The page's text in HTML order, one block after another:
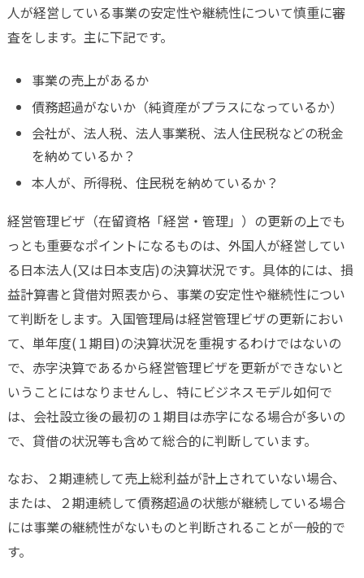
人が経営している事業の安定性や継続性について慎重に審
査をします。主に下記です。
事業の売上があるか
債務超過がないか（純資産がプラスになっているか）
会社が、法人税、法人事業税、法人住民税などの税金
を納めているか？
本人が、所得税、住民税を納めているか？
経営管理ビザ（在留資格「経営・管理」）の更新の上でも
っとも重要なポイントになるものは、外国人が経営してい
る日本法人(又は日本支店)の決算状況です。具体的には、損
益計算書と貸借対照表から、事業の安定性や継続性につい
て判断をします。入国管理局は経営管理ビザの更新におい
て、単年度(１期目)の決算状況を重視するわけではないの
で、赤字決算であるから経営管理ビザを更新ができないと
いうことにはなりませんし、特にビジネスモデル如何で
は、会社設立後の最初の１期目は赤字になる場合が多いの
で、貸借の状況等も含めて総合的に判断しています。
なお、２期連続して売上総利益が計上されていない場合、
または、２期連続して債務超過の状態が継続している場合
には事業の継続性がないものと判断されることが一般的で
す。